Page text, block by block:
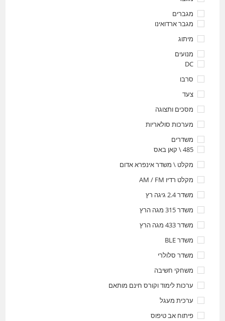
מגברים
מגבר ארדואינו
מיתוג
מנועים
DC
סרבו
צעד
מסכים ותצוגה
מערכות סולאריות
משדרים
485 \ קאן באס
מקלט \ משדר אינפרא אדום
מקלט רדיו AM / FM
משדר 2.4 גיגה רץ
משדר 315 מגה הרץ
משדר 433 מגה הרץ
משדר BLE
משדר סלולרי
משחקי חשיבה
ערכות לימוד וקורס חינם מותאם
ערכית מעגל
פיתוח אב טיפוס